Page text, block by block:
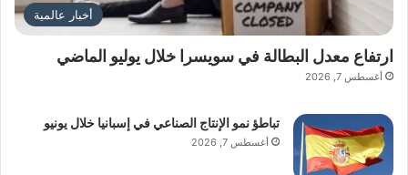
أخبار عالمية
ارتفاع معدل البطالة في سويسرا خلال يوليو الماضي
أغسطس 7, 2026
تباطؤ نمو الإنتاج الصناعي في إسبانيا خلال يونيو
أغسطس 7, 2026